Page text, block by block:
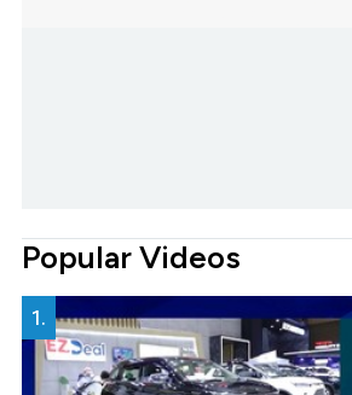
Popular Videos
1.